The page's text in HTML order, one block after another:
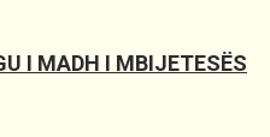
I MADH I MBIJETESËS